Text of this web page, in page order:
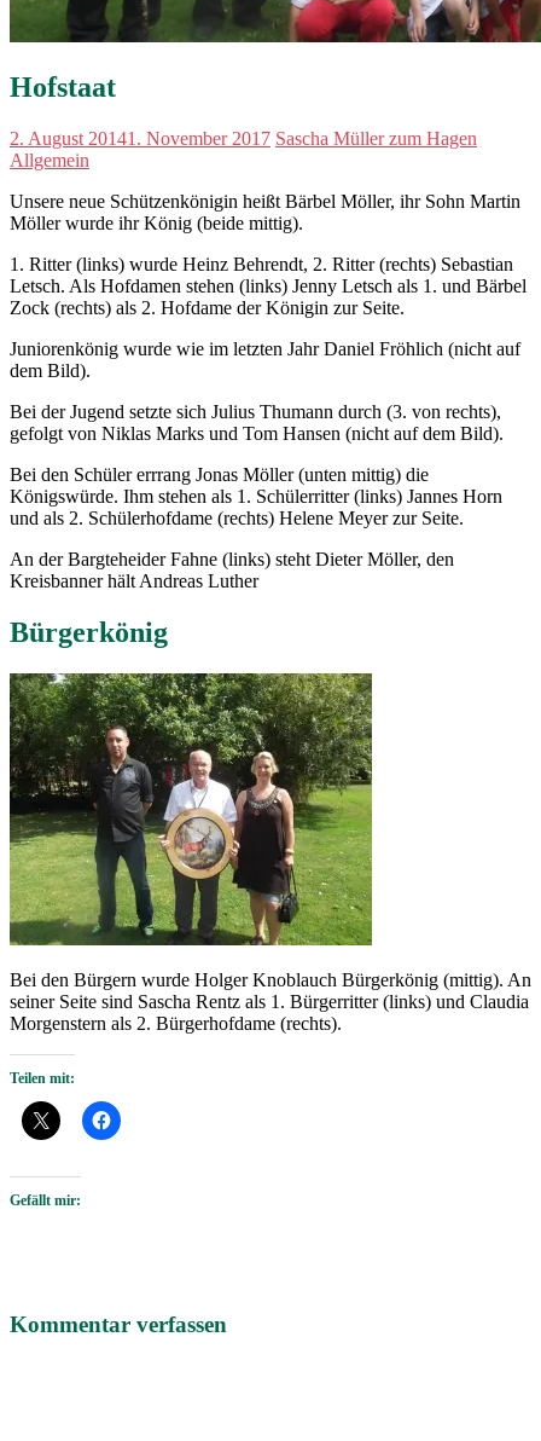
Hofstaat
2. August 20141. November 2017 Sascha Müller zum Hagen
Allgemein
Unsere neue Schützenkönigin heißt Bärbel Möller, ihr Sohn Martin
Möller wurde ihr König (beide mittig).
1. Ritter (links) wurde Heinz Behrendt, 2. Ritter (rechts) Sebastian
Letsch. Als Hofdamen stehen (links) Jenny Letsch als 1. und Bärbel
Zock (rechts) als 2. Hofdame der Königin zur Seite.
Juniorenkönig wurde wie im letzten Jahr Daniel Fröhlich (nicht auf
dem Bild).
Bei der Jugend setzte sich Julius Thumann durch (3. von rechts),
gefolgt von Niklas Marks und Tom Hansen (nicht auf dem Bild).
Bei den Schüler errrang Jonas Möller (unten mittig) die
Königswürde. Ihm stehen als 1. Schülerritter (links) Jannes Horn
und als 2. Schülerhofdame (rechts) Helene Meyer zur Seite.
An der Bargteheider Fahne (links) steht Dieter Möller, den
Kreisbanner hält Andreas Luther
Bürgerkönig
Bei den Bürgern wurde Holger Knoblauch Bürgerkönig (mittig). An
seiner Seite sind Sascha Rentz als 1. Bürgerritter (links) und Claudia
Morgenstern als 2. Bürgerhofdame (rechts).
Teilen mit:
Gefällt mir:
Kommentar verfassen